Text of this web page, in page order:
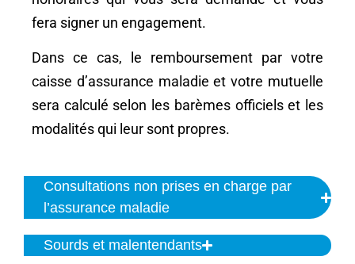
fera signer un engagement.
Dans ce cas, le remboursement par votre
caisse d’assurance maladie et votre mutuelle
sera calculé selon les barèmes officiels et les
modalités qui leur sont propres.
Consultations non prises en charge par
l’assurance maladie
Sourds et malentendants